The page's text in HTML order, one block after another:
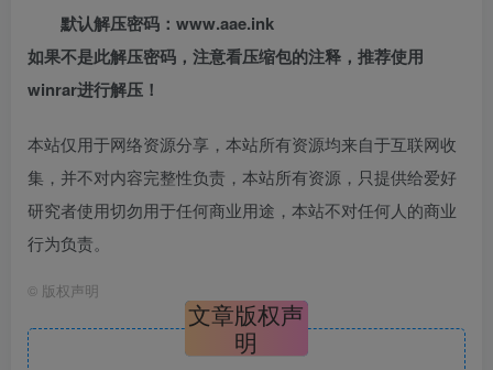
默认解压密码：www.aae.ink
如果不是此解压密码，注意看压缩包的注释，推荐使用
winrar进行解压！
本站仅用于网络资源分享，本站所有资源均来自于互联网收
集，并不对内容完整性负责，本站所有资源，只提供给爱好
研究者使用切勿用于任何商业用途，本站不对任何人的商业
行为负责。
© 版权声明
文章版权声
明